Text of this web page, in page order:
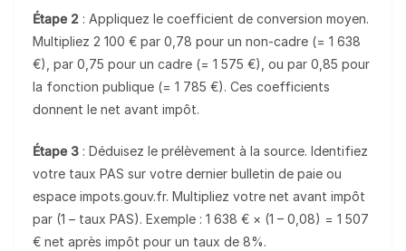
Étape 2 : Appliquez le coefficient de conversion moyen.
Multipliez 2 100 € par 0,78 pour un non-cadre (= 1 638
€), par 0,75 pour un cadre (= 1 575 €), ou par 0,85 pour
la fonction publique (= 1 785 €). Ces coefficients
donnent le net avant impôt.
Étape 3 : Déduisez le prélèvement à la source. Identifiez
votre taux PAS sur votre dernier bulletin de paie ou
espace impots.gouv.fr. Multipliez votre net avant impôt
par (1 – taux PAS). Exemple : 1 638 € × (1 – 0,08) = 1 507
€ net après impôt pour un taux de 8%.